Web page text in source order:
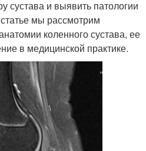
сустава и выявить патологии
мы рассмотрим
коленного сустава, ее
в медицинской практике.